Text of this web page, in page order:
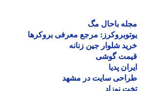
باحال مگ
مرجع معرفی بروکرها
شلوار جین زنانه
گوشی
پدیا
سایت در مشهد
نوزاد